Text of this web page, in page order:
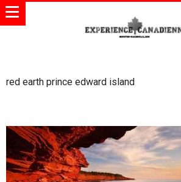
red earth prince edward island